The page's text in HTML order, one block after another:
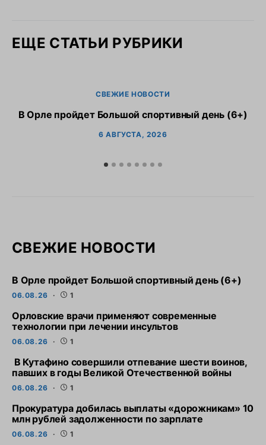
ЕЩЕ СТАТЬИ РУБРИКИ
СВЕЖИЕ НОВОСТИ
В Орле пройдет Большой спортивный день (6+)
6 АВГУСТА, 2026
СВЕЖИЕ НОВОСТИ
В Орле пройдет Большой спортивный день (6+)
06.08.26 1
Орловские врачи применяют современные
технологии при лечении инсультов
06.08.26 1
В Кутафино совершили отпевание шести воинов,
павших в годы Великой Отечественной войны
06.08.26 1
Прокуратура добилась выплаты «дорожникам» 10
млн рублей задолженности по зарплате
06.08.26 1